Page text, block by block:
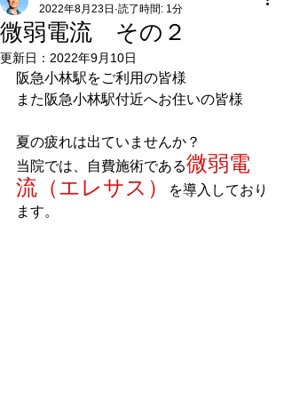
微弱電流 その２
2022年8月23日 読了時間: 1分
更新日： 2022年9月10日
阪急小林駅をご利用の皆様
また阪急小林駅付近へお住いの皆様
夏の疲れは出ていませんか？
当院では、自費施術である微弱電
流（エレサス）
を導入しており
ます。